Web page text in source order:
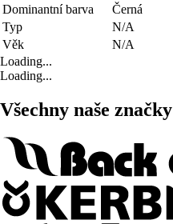
Dominantní barva
Černá
Typ
N/A
Věk
N/A
Loading...
Loading...
Všechny naše značky